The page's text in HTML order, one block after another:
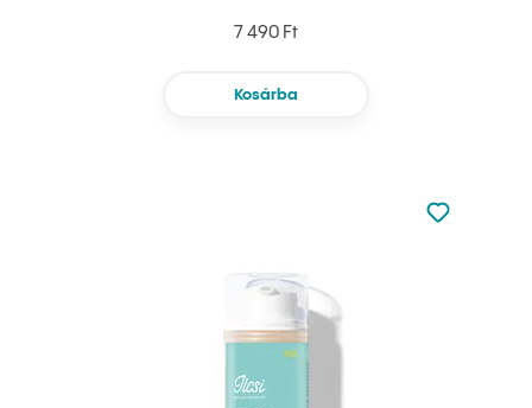
7 490 Ft
Kosárba
Nincsen
Hozzáadás